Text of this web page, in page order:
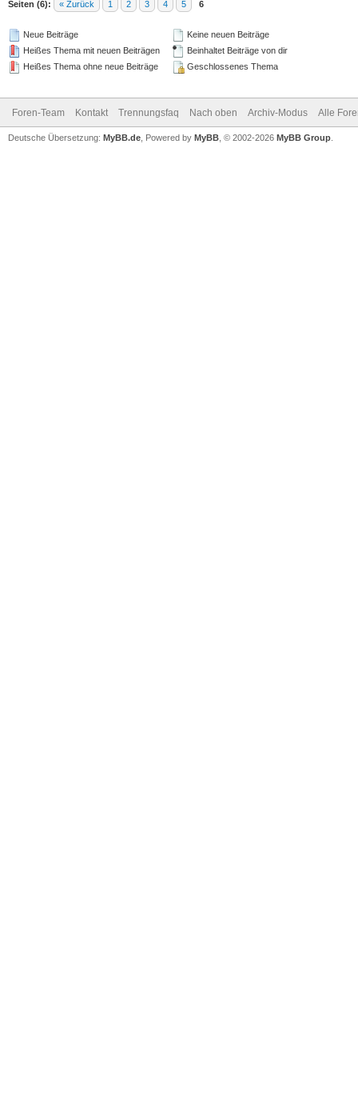
Seiten (6): « Zurück 1 2 3 4 5 6
Neue Beiträge
Heißes Thema mit neuen Beiträgen
Heißes Thema ohne neue Beiträge
Keine neuen Beiträge
Beinhaltet Beiträge von dir
Geschlossenes Thema
Foren-Team Kontakt Trennungsfaq Nach oben Archiv-Modus Alle
Deutsche Übersetzung: MyBB.de , Powered by MyBB , © 2002-2026 MyBB Group